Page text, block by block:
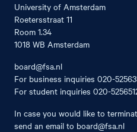
University of Amsterdam
Roetersstraat 11
Room 1.34
1018 WB Amsterdam
board@fsa.nl
For business inquiries 020-
For student inquiries 020-
In case you would like to
send an email to board@fsa.nl